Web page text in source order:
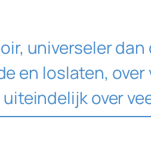
universeler
en loslaten,
over